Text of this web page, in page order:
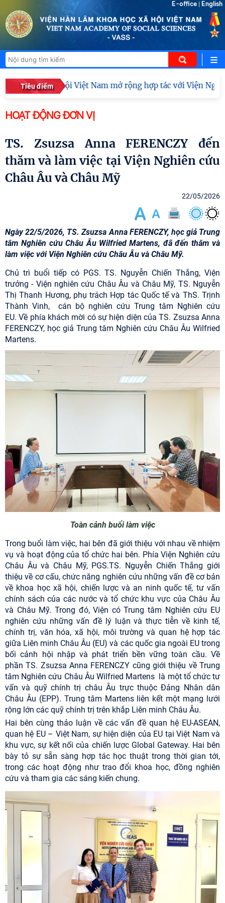
E-office English
Tiêu điểm
Khoa học xã hội Việt Nam mở rộng hợp tác với Viện
HOẠT ĐỘNG ĐƠN VỊ
TS. Zsuzsa Anna FERENCZY đến
thăm và làm việc tại Viện Nghiên cứu
Châu Âu và Châu Mỹ
22/05/2026
Ngày 22/5/2026, TS. Zsuzsa Anna FERENCZY, học giả Trung
tâm Nghiên cứu Châu Âu Wilfried Martens, đã đến thăm và
làm việc với Viện Nghiên cứu Châu Âu và Châu Mỹ.
Chủ trì buổi tiếp có PGS. TS. Nguyễn Chiến Thắng, Viện
trưởng - Viện nghiên cứu Châu Âu và Châu Mỹ, TS. Nguyễn
Thị Thanh Hương, phụ trách Hợp tác Quốc tế và ThS. Trịnh
Thành Vinh, cán bộ nghiên cứu Trung tâm Nghiên cứu
EU. Về phía khách mời có sự hiện diện của TS. Zsuzsa Anna
FERENCZY, học giả Trung tâm Nghiên cứu Châu Âu Wilfried
Martens.
Toàn cảnh buổi làm việc
Trong buổi làm việc, hai bên đã giới thiệu với nhau về nhiệm
vụ và hoạt động của tổ chức hai bên. Phía Viện Nghiên cứu
Châu Âu và Châu Mỹ, PGS.TS. Nguyễn Chiến Thắng giới
thiệu về cơ cấu, chức năng nghiên cứu những vấn đề cơ bản
về khoa học xã hội, chiến lược và an ninh quốc tế, tư vấn
chính sách của các nước và tổ chức khu vực của Châu Âu
và Châu Mỹ. Trong đó, Viện có Trung tâm Nghiên cứu EU
nghiên cứu những vấn đề lý luận và thực tiễn về kinh tế,
chính trị, văn hóa, xã hội, môi trường và quan hệ hợp tác
giữa Liên minh Châu Âu (EU) và các quốc gia ngoài EU trong
bối cảnh hội nhập và phát triển bền vững toàn cầu. Về
phầnTS. Zsuzsa Anna FERENCZY cũng giới thiệu về Trung
tâm Nghiên cứu Châu Âu Wilfried Martens là một tổ chức tư
vấn và quỹ chính trị châu Âu trực thuộcĐảng Nhân dân
Châu Âu (EPP). Trung tâm Martens liên kết một mạng lưới
rộng lớn các quỹ chính trị trên khắp Liên minh Châu Âu.
Hai bên cùng thảo luận về các vấn đề quan hệ EU-ASEAN,
quan hệ EU – Việt Nam, sự hiện diện của EU tại Việt Nam và
khu vực, sự kết nối của chiến lược Global Gateway. Hai bên
bày tỏ sự sẵn sàng hợp tác học thuật trong thời gian tới,
trong các hoạt động như trao đổi khoa học, đồng nghiên
cứu và tham gia các sáng kiến chung.